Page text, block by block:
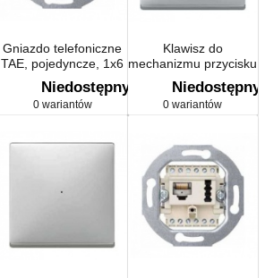
Gniazdo telefoniczne
TAE, pojedyncze, 1x6
F, biały
Niedostępny
0 wariantów
Klawisz do
mechanizmu przycisku
pojedynczego
Artec/Antique
Niedostępny
0 wariantów